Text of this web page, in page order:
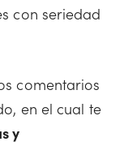
con seriedad
comentarios
en el cual te
y